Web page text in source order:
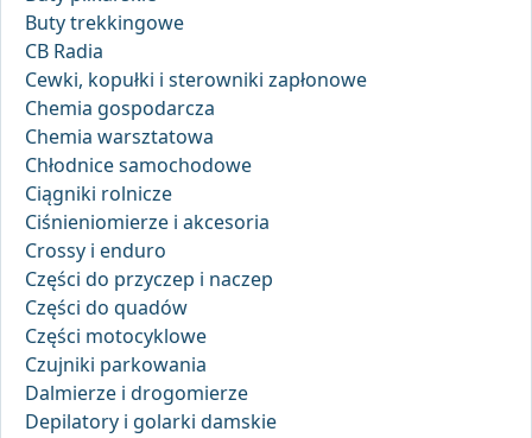
Buty trekkingowe
CB Radia
Cewki, kopułki i sterowniki zapłonowe
Chemia gospodarcza
Chemia warsztatowa
Chłodnice samochodowe
Ciągniki rolnicze
Ciśnieniomierze i akcesoria
Crossy i enduro
Części do przyczep i naczep
Części do quadów
Części motocyklowe
Czujniki parkowania
Dalmierze i drogomierze
Depilatory i golarki damskie